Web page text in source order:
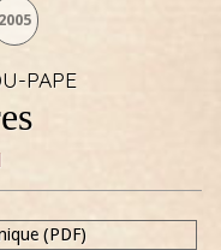
2005
PAPE
(PDF)